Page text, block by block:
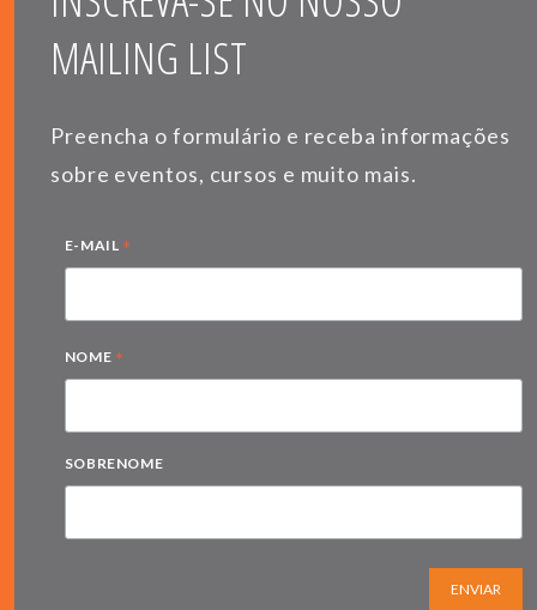
MAILING LIST
Preencha o formulário e receba informações
sobre eventos, cursos e muito mais.
E-MAIL *
NOME *
SOBRENOME
ENVIAR